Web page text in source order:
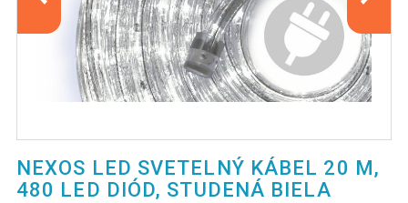
NEXOS LED SVETELNÝ KÁBEL 20 M,
480 LED DIÓD, STUDENÁ BIELA